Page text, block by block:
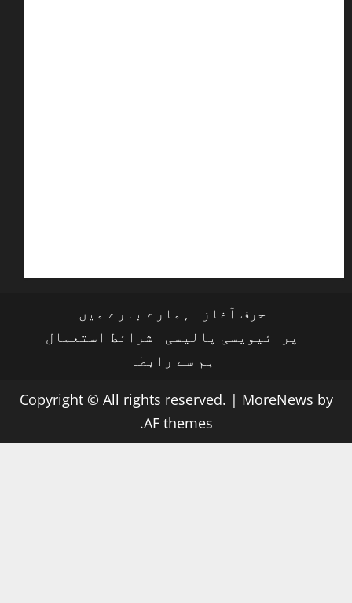
حرف آغاز
ہمارے بارے میں
پرائیویسی پالیسی
شرائط استعمال
ہم سے رابطہ
Copyright © All rights reserved. | MoreNews by
AF themes.